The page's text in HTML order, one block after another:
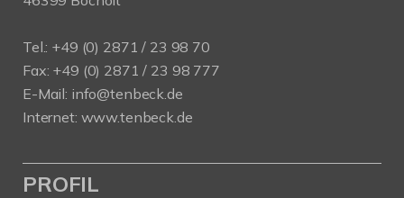
Tel.: +49 (0) 2871 / 23 98 70
Fax: +49 (0) 2871 / 23 98 777
E-Mail: info@tenbeck.de
Internet: www.tenbeck.de
PROFIL